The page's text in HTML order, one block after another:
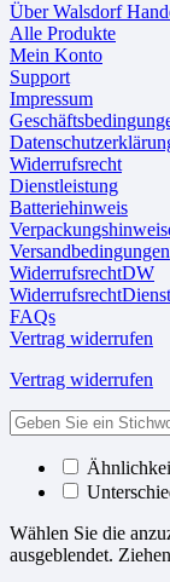
Über Walsdorf
Alle Produkte
Mein Konto
Support
Impressum
Widerrufsrecht
Dienstleistung
Batteriehinweis
Versandbedingungen
WiderrufsrechtDW
FAQs
Vertrag widerrufen
Vertrag widerrufen
Wählen Sie die
ausgeblendet.